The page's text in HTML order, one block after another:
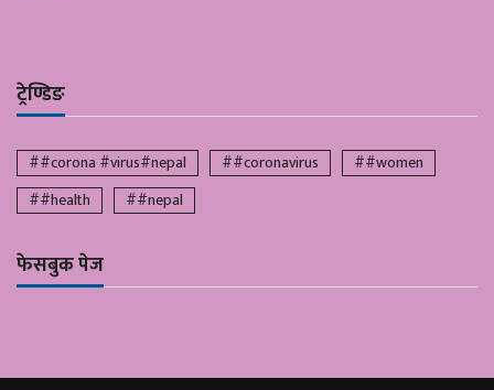
ट्रेण्डिङ
##corona #virus#nepal ##coronavirus
##women
##health
##nepal
फेसबुक पेज